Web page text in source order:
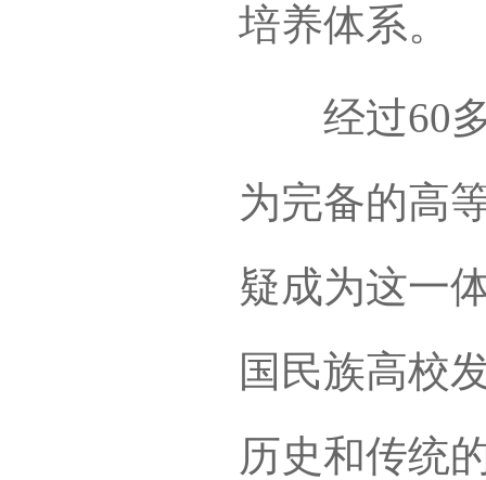
培养体系。
经过60多
为完备的高
疑成为这一
国民族高校
历史和传统